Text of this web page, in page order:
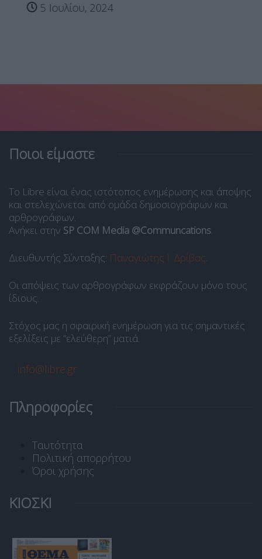
5 Ιουλίου, 2024
Ποιοι είμαστε
Το Libre είναι ένας ιστότοπος ενημέρωσης και άποψης
και στελεχώνεται από ομάδα δημοσιογράφων και
αρθρογράφων.
Ανήκει στην SP COM Media @Communcations.
Διευθυντής Σύνταξης: Παναγιώτης Ι. Δρίβας.
Οι απόψεις των αρθρογράφων εκφράζουν μόνο τους
ίδιους.
Στόχος μας η σφαιρική ενημέρωση για τις σημαντικές
εξελίξεις με “ελεύθερη” ματιά.
info@libre.gr
Πληροφορίες
Ταυτότητα
Πολιτική απορρήτου
Όροι χρήσης
ΚΙΟΣΚΙ